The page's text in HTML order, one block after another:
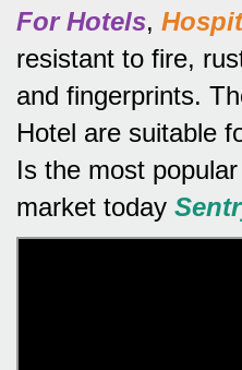
For Hotels,
resistant to fire,
and fingerprints.
Hotel are suitable
Is the most
market today